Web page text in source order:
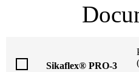
Sikaflex® PRO-3